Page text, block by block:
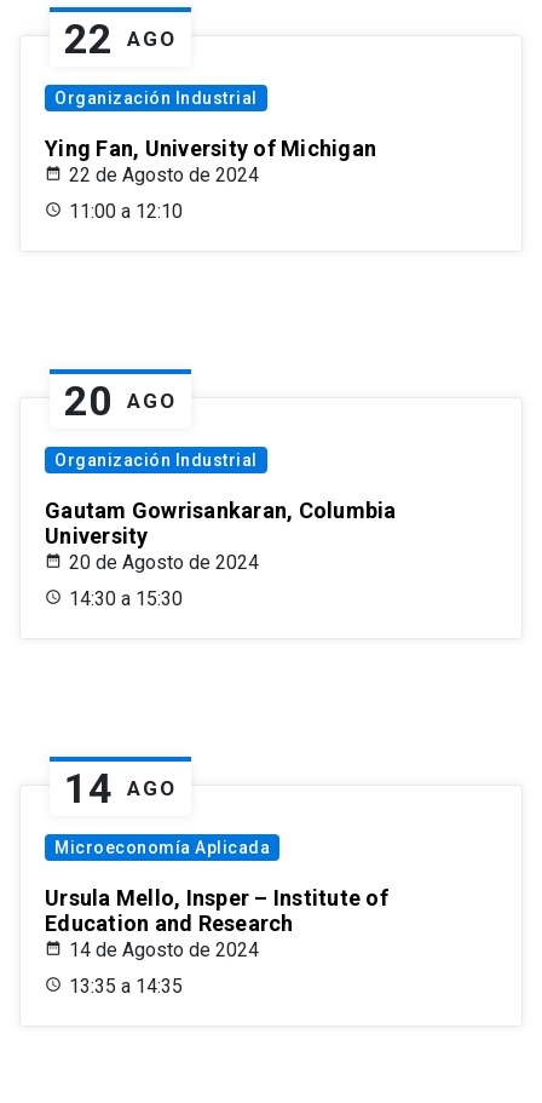
22 AGO
Organización Industrial
Ying Fan, University of Michigan
22 de Agosto de 2024
11:00 a 12:10
20 AGO
Organización Industrial
Gautam Gowrisankaran, Columbia
University
20 de Agosto de 2024
14:30 a 15:30
14 AGO
Microeconomía Aplicada
Ursula Mello, Insper – Institute of
Education and Research
14 de Agosto de 2024
13:35 a 14:35